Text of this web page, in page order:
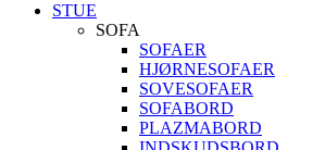
STUE
SOFA
SOFAER
HJØRNESOFAER
SOVESOFAER
SOFABORD
PLAZMABORD